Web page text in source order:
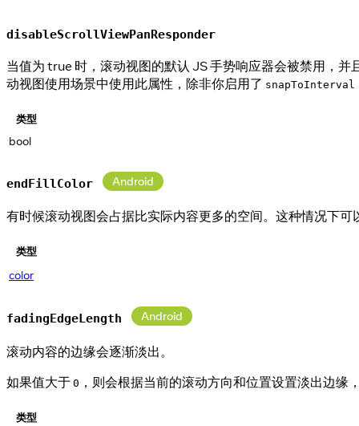
disableScrollViewPanResponder
当值为 true 时，滚动视图的默认 JS 手势响应器会被禁用，
动视图使用场景中使用此属性，除非你启用了 snapToInterval
类型
bool
endFillColor Android
有时候滚动视图会占据比实际内容更多的空间。这种情况下
类型
color
fadingEdgeLength Android
滚动内容的边缘会逐渐淡出。
如果值大于 0 ，则会根据当前的滚动方向和位置设置淡出边缘
类型